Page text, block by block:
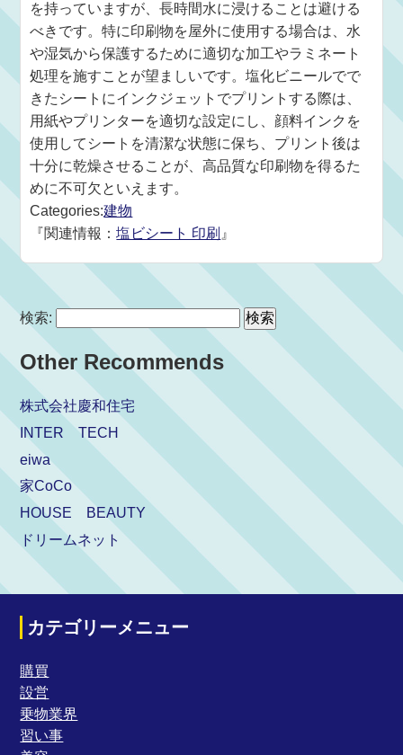
を持っていますが、長時間水に浸けることは避ける
べきです。特に印刷物を屋外に使用する場合は、水
や湿気から保護するために適切な加工やラミネート
処理を施すことが望ましいです。塩化ビニールでで
きたシートにインクジェットでプリントする際は、
用紙やプリンターを適切な設定にし、顔料インクを
使用してシートを清潔な状態に保ち、プリント後は
十分に乾燥させることが、高品質な印刷物を得るた
めに不可欠といえます。
Categories:建物
『関連情報：塩ビシート 印刷 』
検索:
Other Recommends
株式会社慶和住宅
INTER TECH
eiwa
家CoCo
HOUSE BEAUTY
ドリームネット
カテゴリーメニュー
購買
設営
乗物業界
習い事